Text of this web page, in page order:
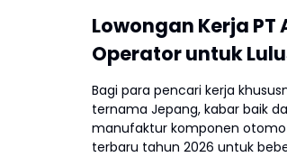
Lowongan Kerja
Operator untuk
Bagi para pencari kerja
ternama Jepang, kabar baik
manufaktur komponen
terbaru tahun 2026 untuk